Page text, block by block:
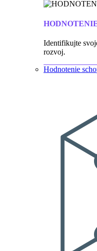
Identifikujte
rozvoj.
Hodnotenie